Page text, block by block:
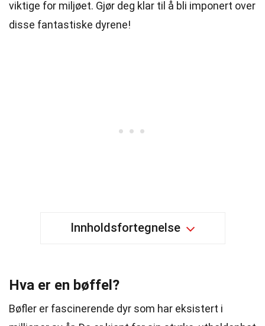
viktige for miljøet. Gjør deg klar til å bli imponert over
disse fantastiske dyrene!
Innholdsfortegnelse
Hva er en bøffel?
Bøfler er fascinerende dyr som har eksistert i